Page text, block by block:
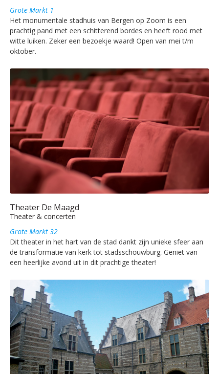
Grote Markt 1
Het monumentale stadhuis van Bergen op Zoom is een
prachtig pand met een schitterend bordes en heeft rood met
witte luiken. Zeker een bezoekje waard! Open van mei t/m
oktober.
Theater De Maagd
Theater & concerten
Grote Markt 32
Dit theater in het hart van de stad dankt zijn unieke sfeer aan
de transformatie van kerk tot stadsschouwburg. Geniet van
een heerlijke avond uit in dit prachtige theater!